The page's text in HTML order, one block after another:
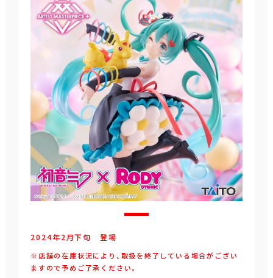
2024年2月下旬 登場
※店舗の在庫状況により、取扱を終了している場合がござい
ますので予めご了承ください。